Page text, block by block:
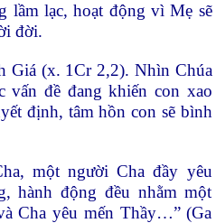
lầm lạc, hoạt động vì Mẹ sẽ
đời.
Giá (x. 1Cr 2,2). Nhìn Chúa
vấn đề đang khiến con xao
định, tâm hồn con sẽ bình
một người Cha đầy yêu
hành động đều nhằm một
Cha yêu mến Thầy…” (Ga